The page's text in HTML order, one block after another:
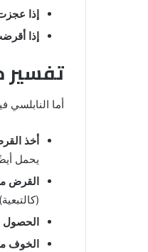
إذا
إذا
تفسير
أما النابلسي
أخذ
يحمل
الخوف
في
المنام
8 يونيو، 2025